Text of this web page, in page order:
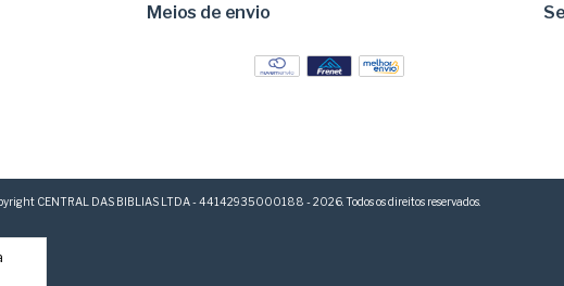
Meios de envio
CENTRAL DAS BIBLIAS LTDA - 44142935000188 - 2026. Todos os direitos reservados.